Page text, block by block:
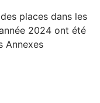
places dans les
2024 ont été
Annexes